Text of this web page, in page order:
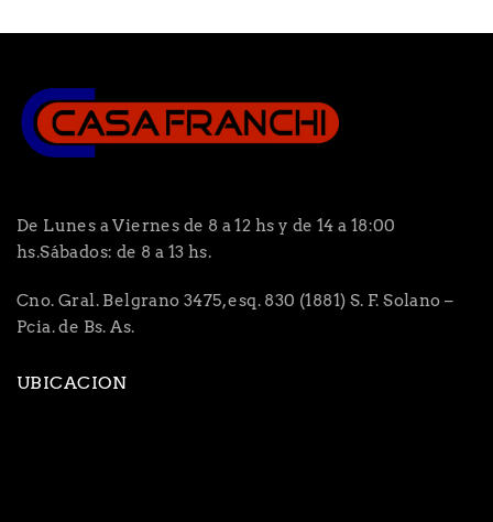
De Lunes a Viernes de 8 a 12 hs y de 14 a 18:00
hs.Sábados: de 8 a 13 hs.
Cno. Gral. Belgrano 3475, esq. 830 (1881) S. F. Solano –
Pcia. de Bs. As.
UBICACION